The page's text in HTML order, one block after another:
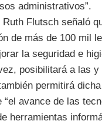
administrativos”.
Flutsch señaló
de más de 100 mil
la seguridad e
posibilitará a las
permitirá
avance de las
herramientas